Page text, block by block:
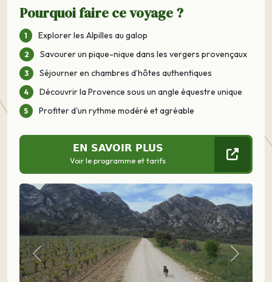
Pourquoi faire ce voyage ?
Explorer les Alpilles au galop
Savourer un pique-nique dans les vergers provençaux
Séjourner en chambres d’hôtes authentiques
Découvrir la Provence sous un angle équestre unique
Profiter d'un rythme modéré et agréable
EN SAVOIR PLUS
Voir le programme et tarifs
Précédent Suivant